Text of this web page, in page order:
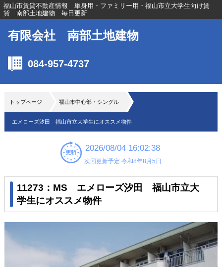
福山市賃貸不動産情報 単身用・ファミリー用・福山市立大学生向け賃
貸 南部土地建物 毎日更新
有限会社 南部土地建物
084-957-4737
トップページ 福山市中心部・シングル
エメローズ汐田 福山市立大学生にオススメ物件
2026/08/04 16:02:38
次回更新予定 令和8年8月5日
11273：MS エメローズ汐田 福山市立大
学生にオススメ物件